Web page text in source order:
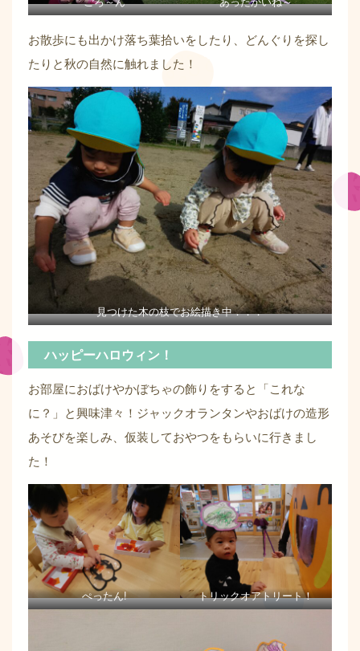
お散歩にも出かけ落ち葉拾いをしたり、どんぐりを探し
たりと秋の自然に触れました！
見つけた木の枝でお絵描き中．．．
ハッピーハロウィン！
お部屋におばけやかぼちゃの飾りをすると「これな
に？」と興味津々！ジャックオランタンやおばけの造形
あそびを楽しみ、仮装しておやつをもらいに行きまし
た！
ぺったん! トリックオアトリート！